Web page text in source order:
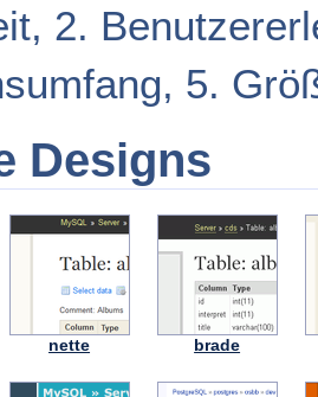
2.
5.
Designs
nette brade